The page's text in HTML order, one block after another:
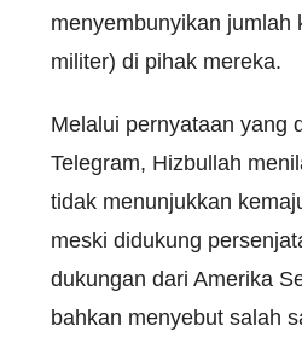
menyembunyikan jumlah
militer) di pihak mereka.
Melalui pernyataan yang
Telegram, Hizbullah
tidak menunjukkan
meski didukung
dukungan dari Amerika
bahkan menyebut salah